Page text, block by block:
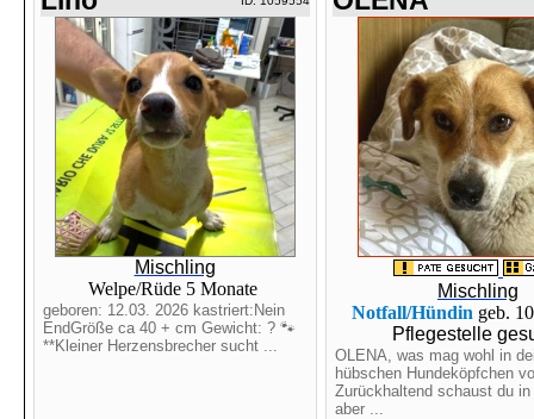
Mischling
Welpe/Rüde 5 Monate
geboren: 12.03. 2026 kastriert:Nein
EndGröße ca 40 + cm Gewicht: ? 🐾
**Kleiner Herzensbrecher sucht ...
Mischling
Notfall/Hündin geb.
Pflegestelle
OLENA, was mag wohl in
hübschen Hundeköpfchen
Zurückhaltend schaust du
aber ...